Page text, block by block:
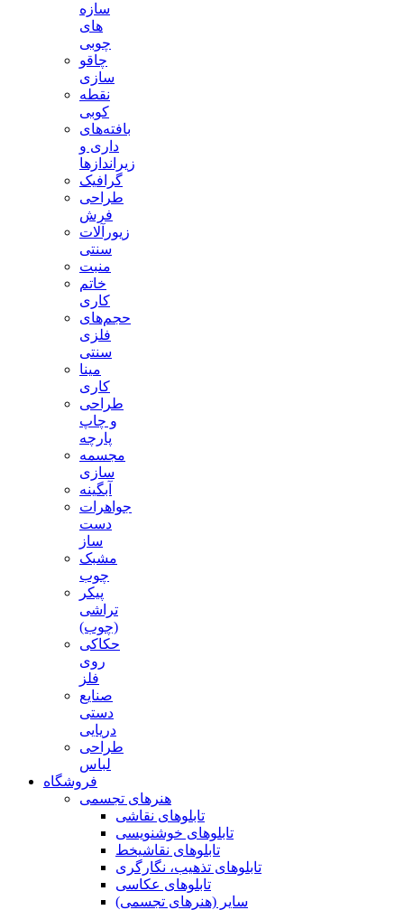
سازه
های
چوبی
چاقو
سازی
نقطه
کوبی
بافته‌های
داری و
زیراندازها
گرافیک
طراحی
فرش
زیورآلات
سنتی
منبت
خاتم
کاری
حجم‌های
فلزی
سنتی
مینا
کاری
طراحی
و چاپ
پارچه
مجسمه
سازی
آبگینه
جواهرات
دست
ساز
مشبک
چوب
پیکر
تراشی
(چوب)
حکاکی
روی
فلز
صنایع
دستی
دریایی
طراحی
لباس
فروشگاه
هنرهای تجسمی
تابلوهای نقاشی
تابلوهای خوشنویسی
تابلوهای نقاشیخط
تابلوهای تذهیب، نگارگری
تابلوهای عکاسی
سایر (هنرهای تجسمی)